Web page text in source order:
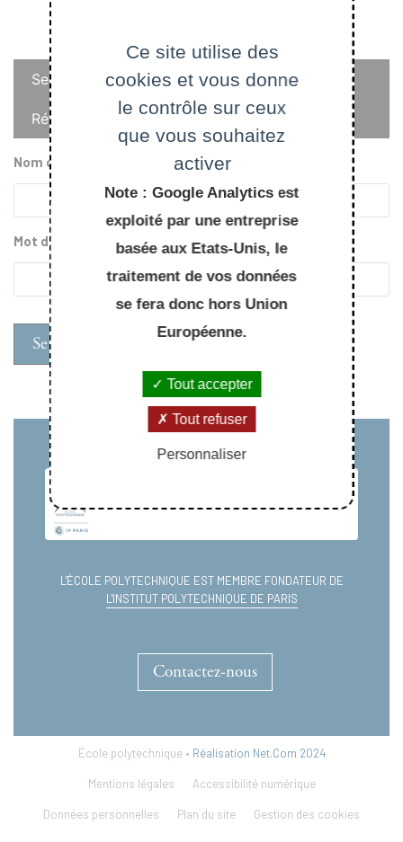
Onglets
principaux
Se connecter
Réinitialiser votre mot de passe
Nom d'utilisateur
Mot de passe
L'ÉCOLE POLYTECHNIQUE EST MEMBRE FONDATEUR DE
L'INSTITUT POLYTECHNIQUE DE PARIS
Contactez-nous
École polytechnique • Réalisation Net.Com 2024
Mentions légales Accessibilité numérique
Données personnelles Plan du site Gestion des cookies
Ce site utilise des
cookies et vous donne
le contrôle sur ceux
que vous souhaitez
activer
Note : Google Analytics est
exploité par une entreprise
basée aux Etats-Unis, le
traitement de vos données
se fera donc hors Union
Européenne.
Tout accepter
Tout refuser
Personnaliser